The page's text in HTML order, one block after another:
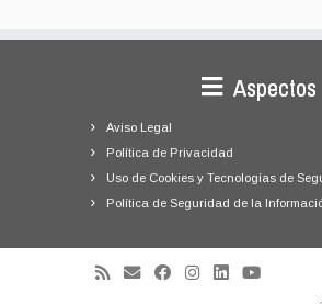
Aviso Legal
Política de Privacidad
Uso de Cookies y Tecnologías de
Política de Seguridad de la